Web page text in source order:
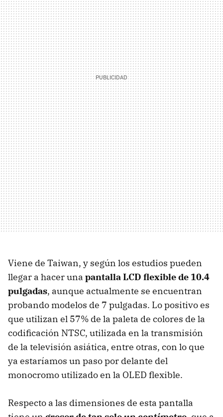
Viene de Taiwan, y según los estudios pueden
llegar a hacer una pantalla LCD flexible de 10.4
pulgadas, aunque actualmente se encuentran
probando modelos de 7 pulgadas. Lo positivo es
que utilizan el 57% de la paleta de colores de la
codificación NTSC, utilizada en la transmisión
de la televisión asiática, entre otras, con lo que
ya estaríamos un paso por delante del
monocromo utilizado en la OLED flexible.
Respecto a las dimensiones de esta pantalla